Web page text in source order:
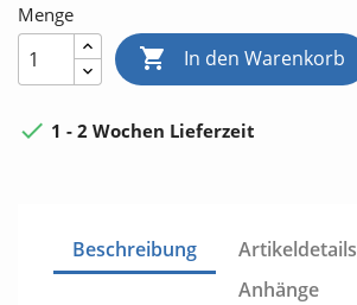
Menge
 In den Warenkorb
 1 - 2 Wochen Lieferzeit
Beschreibung
Artikeldetails
Anhänge